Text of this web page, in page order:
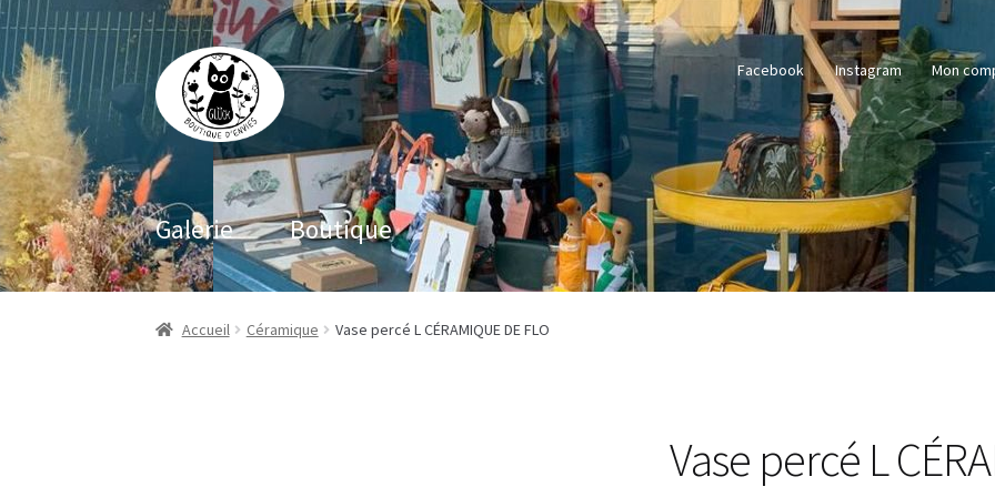
Aller
à
la
navigation
Aller
au
contenu
Facebook Instagram Mon
Galerie Boutique
Accueil Céramique Vase percé L CÉRAMIQUE DE FLO
Vase percé L